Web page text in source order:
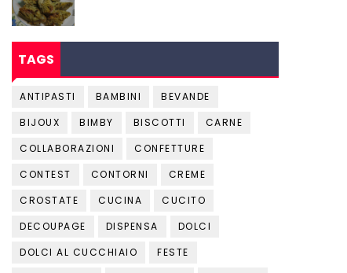
TAGS
ANTIPASTI BAMBINI
BEVANDE
BIJOUX
BIMBY BISCOTTI
CARNE
COLLABORAZIONI
CONFETTURE
CONTEST
CONTORNI
CREME
CROSTATE
CUCINA
CUCITO
DECOUPAGE
DISPENSA
DOLCI
DOLCI AL CUCCHIAIO
FESTE